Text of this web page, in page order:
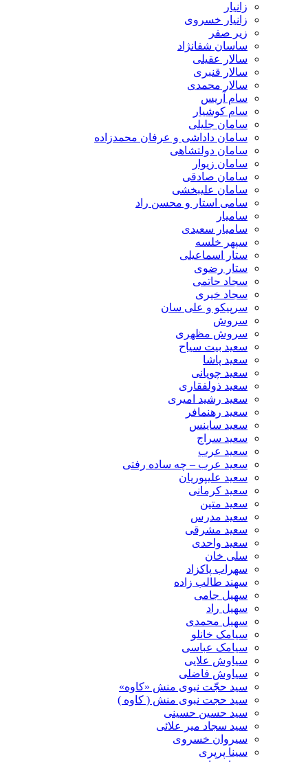
زانیار خسروی
زیر صفر
ساسان شفانژاد
سالار عقیلی
سالار قنبری
سالار محمدی
سام آریس
سام کوشیار
سامان جلیلی
سامان داداشی و عرفان محمدزاده
سامان دولتشاهی
سامان زیوار
سامان صادقی
سامان علیبخشی
سامی استار و محسن راد
سامیار
سامیار سعیدی
سپهر خلسه
ستار اسماعیلی
ستار رضوی
سجاد حاتمی
سجاد خیری
سرپیکو و علی سان
سروش
سروش مظهری
سعید بیت سیاح
سعید پاشا
سعید چوپانی
سعید ذولفقاری
سعید رشید امیری
سعید رهنمافر
سعید ساینس
سعید سراج
سعید عرب
سعید عرب – چه ساده رفتی
سعید علیپوریان
سعید کرمانی
سعید متین
سعید مدرس
سعید مشرقی
سعید واحدی
سلی خان
سهراب پاکزاد
سهند طالب زاده
سهیل جامی
سهیل راد
سهیل محمدی
سیامک خانلو
سیامک عباسی
سیاوش علایی
سیاوش فاضلی
سید حجّت نبوی منش «کاوه»
سید حجت نبوی منش ( کاوه )
سید حسین حسینى
سید سجاد میر علائی
سیروان خسروی
سینا پرپری